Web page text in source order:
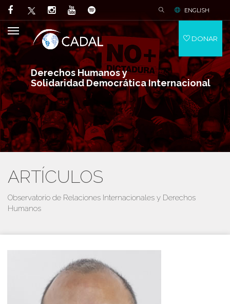
Derechos Humanos y
Solidaridad Democrática Internacional
ENGLISH
DONAR
ARTÍCULOS
Observatorio de Relaciones Internacionales y Derechos
Humanos